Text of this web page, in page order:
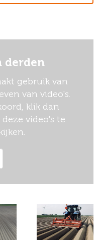
derden
gebruik van
van video's.
klik dan
video's te